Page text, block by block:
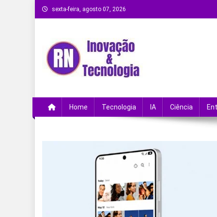
Skip
to
sexta-feira, agosto 07, 2026
Home Tecnologia IA Ciência